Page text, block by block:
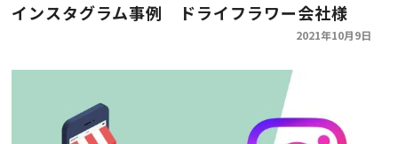
インスタグラム事例 ドライフラワー会社様
2021年10月9日